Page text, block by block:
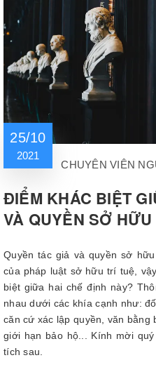
25/10
2021
CHUYÊN VIÊN
ĐIỂM KHÁC BIỆT
VÀ QUYỀN SỞ
Quyền tác giả và quyền sở
của pháp luật sở hữu trí tuệ,
biệt giữa hai chế định này?
nhau dưới các khía cạnh như:
căn cứ xác lập quyền, văn bằng
giới hạn bảo hộ... Kính mời
tích sau.